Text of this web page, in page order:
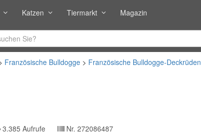
Katzen Tiermarkt Magazin
Französische Bulldogge Französische Bulldogge-Deckrüden
3.385 Aufrufe Nr. 272086487